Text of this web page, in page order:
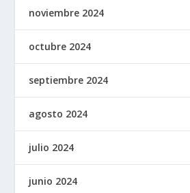
noviembre 2024
octubre 2024
septiembre 2024
agosto 2024
julio 2024
junio 2024